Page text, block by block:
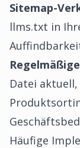
Sitemap-
llms.txt in
Datei
Häufige